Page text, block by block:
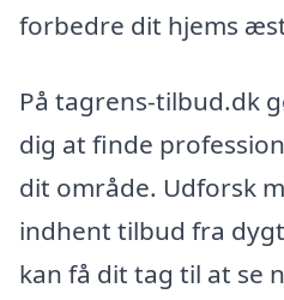
forbedre dit hjems
På tagrens-tilbud.dk
dig at finde
dit område. Udforsk
indhent tilbud fra
kan få dit tag til at se